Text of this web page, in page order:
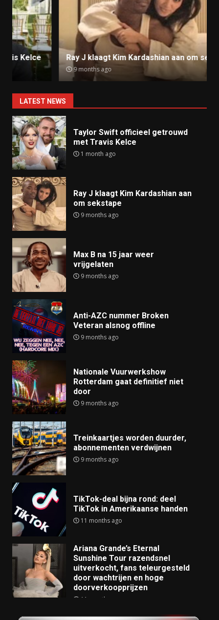
Ray J klaagt Kim Kardashian aan om sekstape
9 months ago
LATEST NEWS
Taylor Swift officieel getrouwd
met Travis Kelce
1 month ago
Ray J klaagt Kim Kardashian aan
om sekstape
9 months ago
Max B na 15 jaar weer
vrijgelaten
9 months ago
Anti-AZC nummer Broken
Veteran alsnog offline
9 months ago
Nationale Vuurwerkshow
Rotterdam gaat definitief niet
door
9 months ago
Treinkaartjes worden duurder,
abonnementen verdwijnen
9 months ago
TikTok-deal bijna rond: deel
TikTok in Amerikaanse handen
11 months ago
Ariana Grande’s Eternal
Sunshine Tour razendsnel
uitverkocht, fans teleurgesteld
door wachtrijen en hoge
doorverkoopprijzen
11 months ago